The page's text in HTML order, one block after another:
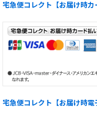
宅急便コレクト【お届け時カ
宅急便コレクト【お届け時電